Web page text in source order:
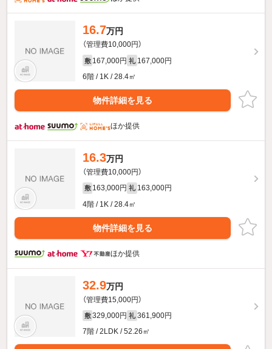
16.7万円
（管理費10,000円）
敷 167,000円 礼 167,000円
6階 / 1K / 28.4㎡
物件詳細を見る
ほか提供
16.3万円
（管理費10,000円）
敷 163,000円 礼 163,000円
4階 / 1K / 28.4㎡
物件詳細を見る
ほか提供
32.9万円
（管理費15,000円）
敷 329,000円 礼 361,900円
7階 / 2LDK / 52.26㎡